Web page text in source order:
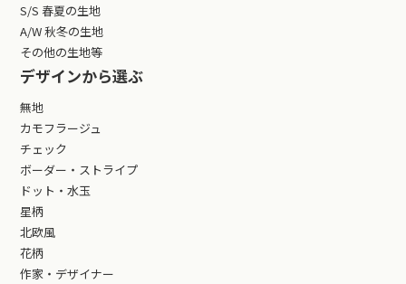
S/S 春夏の生地
A/W 秋冬の生地
その他の生地等
デザインから選ぶ
無地
カモフラージュ
チェック
ボーダー・ストライプ
ドット・水玉
星柄
北欧風
花柄
作家・デザイナー